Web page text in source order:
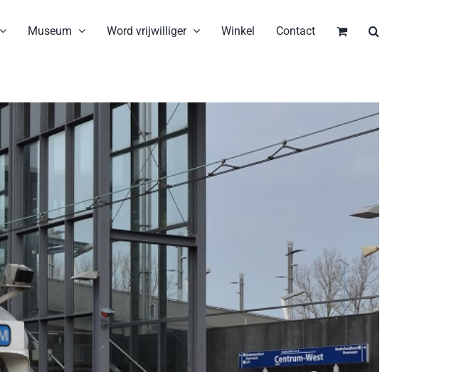
Museum Word vrijwilliger Winkel Contact